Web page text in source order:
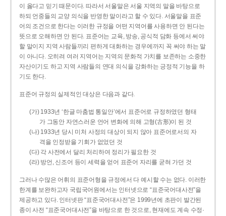
이 옳다고 믿기 때문이다. 따라서 서울말은 서울 지역의 말을 바탕으로
하되 언중들의 교양 의식을 반영한 말이라고 할 수 있다. 서울말을 표준
어의 조건으로 한다는 이러한 규정을 어떤 지역어를 사용하면 안 된다는
뜻으로 오해하면 안 된다. 표준어는 교육, 방송, 공식적 담화 등에서 써야
할 말이지 지역 사람들끼리 편하게 대화하는 경우에까지 꼭 써야 하는 말
이 아니다. 오히려 여러 지역어는 지역의 문화적 가치를 보존하는 소중한
자산이기도 하고 지역 사람들의 연대 의식을 강화하는 긍정적 기능을 하
기도 한다.
표준어 규정의 실제적인 대상은 다음과 같다.
(가) 1933년 ‘한글 마춤법 통일안’에서 표준어로 규정하였던 형태
가 그동안 자연스러운 언어 변화에 의해 고형(古形)이 된 것
(나) 1933년 당시 미처 사정의 대상이 되지 않아 표준어로서의 자
격을 인정받을 기회가 없었던 것
(다) 각 사전에서 달리 처리하여 정리가 필요한 것
(라) 방언, 신조어 등이 세력을 얻어 표준어 자리를 굳혀 가던 것
그러나 수많은 어휘의 표준어형을 규정에서 다 예시할 수는 없다. 이러한
한계를 보완하고자 국립국어원에서는 인터넷으로 “표준국어대사전”을
제공하고 있다. 인터넷판 “표준국어대사전”은 1999년에 초판이 발간된
종이 사전 “표준국어대사전”을 바탕으로 한 것으로, 현재에도 계속 수정·